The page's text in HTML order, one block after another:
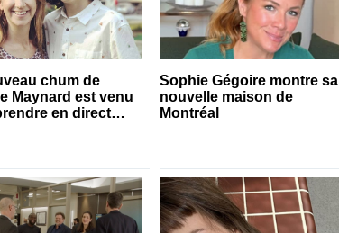
chum de
Maynard est venu
en direct
Sophie Gégoire montre sa
nouvelle maison de
Montréal